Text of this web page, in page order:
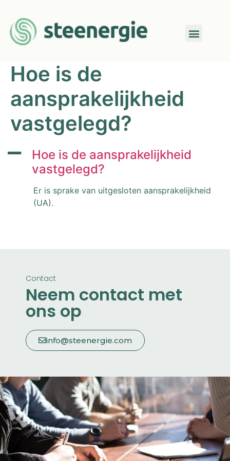
Hoe is de
aansprakelijkheid
vastgelegd?
A
Hoe is de aansprakelijkheid
vastgelegd?
Er is sprake van uitgesloten aansprakelijkheid
(UA).
Contact
Neem contact met
ons op
info@steenergie.com